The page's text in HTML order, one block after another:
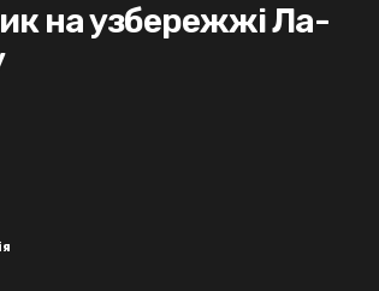
на узбережжі Ла-